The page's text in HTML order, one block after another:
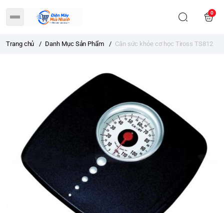
0
Trang chủ / Danh Mục Sản Phẩm / Cân sức khỏe cơ học Tiross TS812